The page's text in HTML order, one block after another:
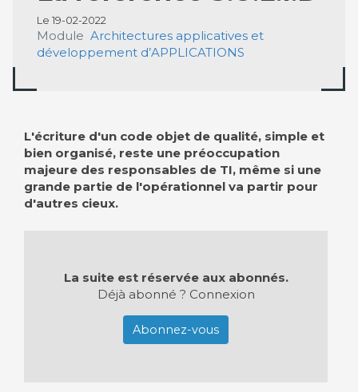
Le 19-02-2022
Module Architectures applicatives et
développement d’APPLICATIONS
L'écriture d'un code objet de qualité, simple et
bien organisé, reste une préoccupation
majeure des responsables de TI, même si une
grande partie de l'opérationnel va partir pour
d'autres cieux.
La suite est réservée aux abonnés.
Déjà abonné ? Connexion
Abonnez-vous